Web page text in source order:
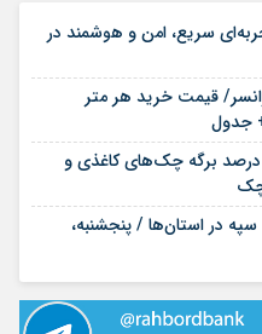
سریع، امن و هوشمند در
قیمت خرید هر متر
جدول
محاسبه جداگانه تعیین تکلیف ۸۰ درصد برگه چک‌های کاغذی و
چک
در استان‌ها / پنجشنبه،